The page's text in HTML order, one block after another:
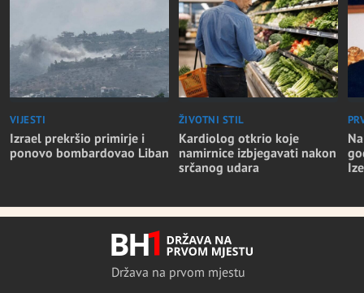
VIJESTI
Izrael prekršio primirje i
ponovo bombardovao Liban
ŽIVOTNI STIL
Kardiolog otkrio koje
namirnice izbjegavati nakon
srčanog udara
Država na prvom mjestu